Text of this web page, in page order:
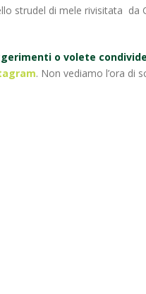
strudel di mele rivisitata da
o volete
. Non vediamo l’ora di